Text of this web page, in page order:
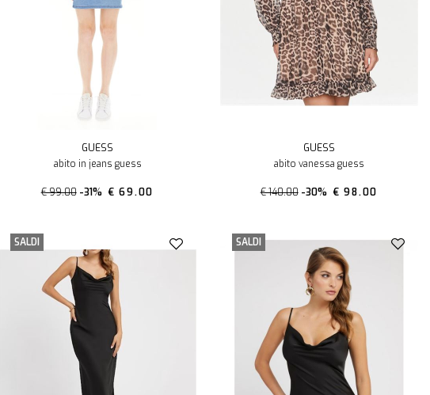
GUESS
abito in jeans guess
€ 99.00 -31% € 69.00
GUESS
abito vanessa guess
€ 140.00 -30% € 98.00
SALDI SALDI